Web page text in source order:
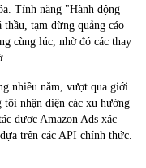
Tính năng "Hành động
tạm dừng quảng cáo
cùng lúc, nhờ đó các thay
nhiều năm, vượt qua giới
tôi nhận diện các xu hướng
được Amazon Ads xác
trên các API chính thức.